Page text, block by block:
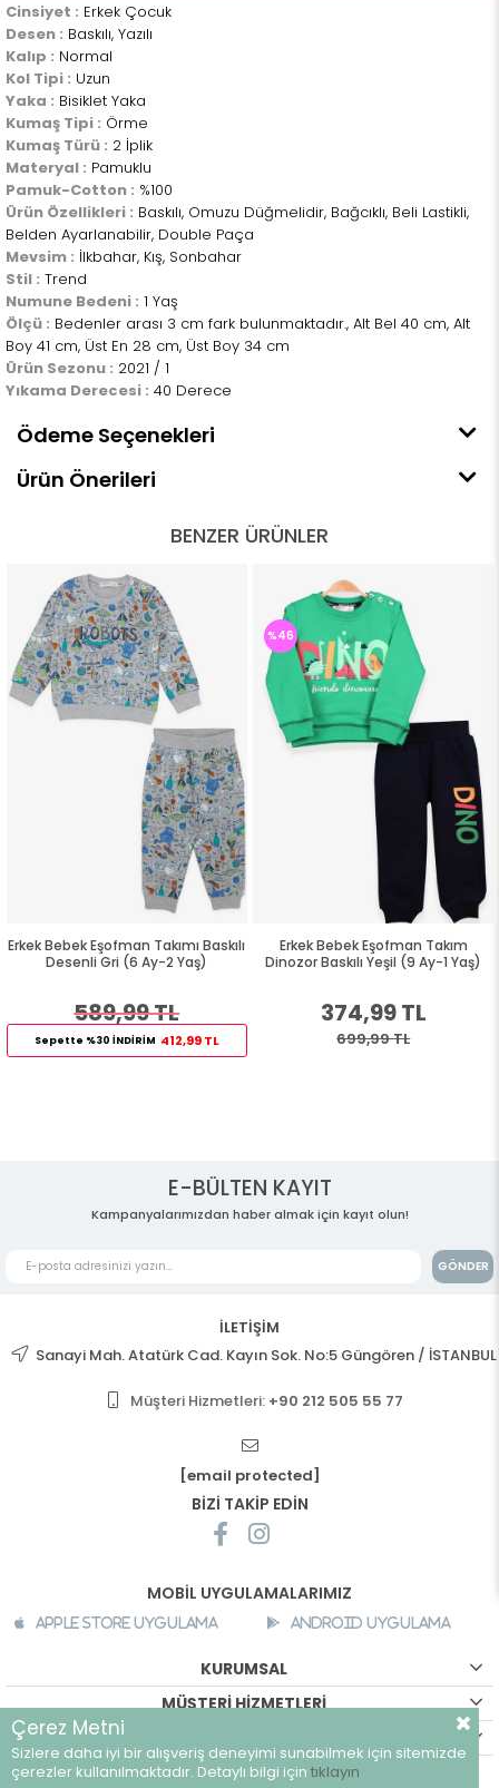
Cinsiyet : Erkek Çocuk
Desen : Baskılı, Yazılı
Kalıp : Normal
Kol Tipi : Uzun
Yaka : Bisiklet Yaka
Kumaş Tipi : Örme
Kumaş Türü : 2 İplik
Materyal : Pamuklu
Pamuk-Cotton : %100
Ürün Özellikleri : Baskılı, Omuzu Düğmelidir, Bağcıklı, Beli Lastikli,
Belden Ayarlanabilir, Double Paça
Mevsim : İlkbahar, Kış, Sonbahar
Stil : Trend
Numune Bedeni : 1 Yaş
Ölçü : Bedenler arası 3 cm fark bulunmaktadır., Alt Bel 40 cm, Alt
Boy 41 cm, Üst En 28 cm, Üst Boy 34 cm
Ürün Sezonu : 2021 / 1
Yıkama Derecesi : 40 Derece
Ödeme Seçenekleri
Ürün Önerileri
BENZER ÜRÜNLER
Erkek Bebek Eşofman Takımı Baskılı
Desenli Gri (6 Ay-2 Yaş)
589,99 TL
Sepette %30 İNDİRİM 412,99 TL
Erkek Bebek Eşofman Takım
Dinozor Baskılı Yeşil (9 Ay-1 Yaş)
374,99 TL
699,99 TL
%46
E-BÜLTEN KAYIT
Kampanyalarımızdan haber almak için kayıt olun!
GÖNDER
İLETİŞİM
Sanayi Mah. Atatürk Cad. Kayın Sok. No:5 Güngören / İSTANBUL
Müşteri Hizmetleri: +90 212 505 55 77
[email protected]
BİZİ TAKİP EDİN
MOBİL UYGULAMALARIMIZ
Apple Store Uygulama Android Uygulama
KURUMSAL
MÜŞTERİ HİZMETLERİ
©breeze.com.tr - Tüm hakları saklıdır.
Çerez Metni
Sizlere daha iyi bir alışveriş deneyimi sunabilmek için sitemizde
çerezler kullanılmaktadır. Detaylı bilgi için tıklayın